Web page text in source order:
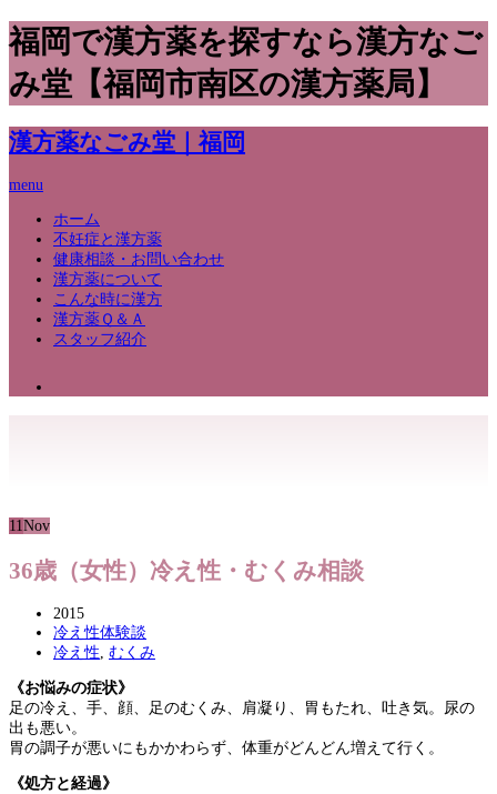
福岡で漢方薬を探すなら漢方なご
み堂【福岡市南区の漢方薬局】
漢方薬なごみ堂｜福岡
menu
ホーム
不妊症と漢方薬
健康相談・お問い合わせ
漢方薬について
こんな時に漢方
漢方薬Ｑ＆Ａ
スタッフ紹介
11Nov
36歳（女性）冷え性・むくみ相談
2015
冷え性体験談
冷え性, むくみ
《お悩みの症状》
足の冷え、手、顔、足のむくみ、肩凝り、胃もたれ、吐き気。尿の
出も悪い。
胃の調子が悪いにもかかわらず、体重がどんどん増えて行く。
《処方と経過》